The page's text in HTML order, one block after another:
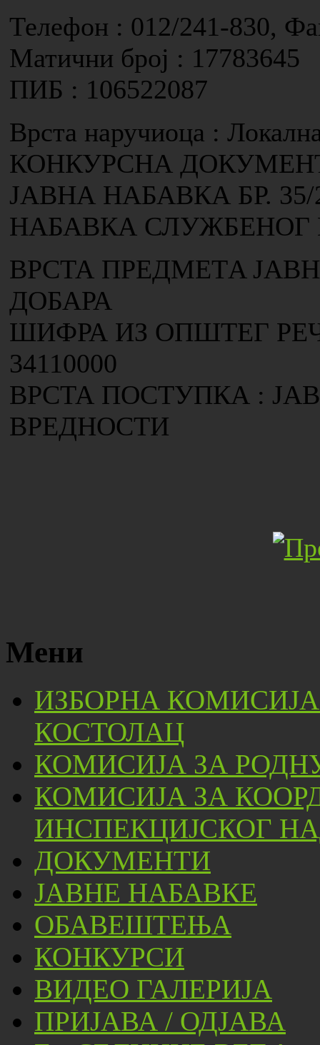
Телефон : 012/241-830,
Матични број : 17783645
ПИБ : 106522087
Врста наручиоца :
КОНКУРСНА
ЈАВНА НАБАВКА БР. 35/
НАБАВКА СЛУЖБЕНОГ
ВРСТА ПРЕДМЕТA
ДОБАРА
ШИФРА ИЗ ОПШТЕГ
34110000
ВРСТА ПОСТУПКА :
ВРЕДНОСТИ
Мени
ИЗБОРНА
КОСТОЛАЦ
КОМИСИЈА ЗА
КОМИСИЈА ЗА
ИНСПЕКЦИЈСКОГ
ДОКУМЕНТИ
ЈАВНЕ НАБАВКЕ
ОБАВЕШТЕЊА
КОНКУРСИ
ВИДЕО ГАЛЕРИЈА
ПРИЈАВА / ОДЈАВА